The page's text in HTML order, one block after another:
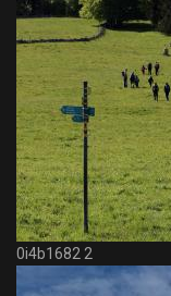
0i4b1682 2